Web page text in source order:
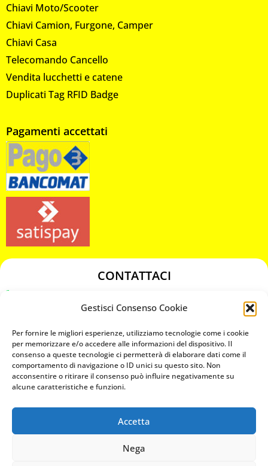
Gestisci Consenso Cookie
Per fornire le migliori esperienze, utilizziamo tecnologie come i cookie
per memorizzare e/o accedere alle informazioni del dispositivo. Il
consenso a queste tecnologie ci permetterà di elaborare dati come il
comportamento di navigazione o ID unici su questo sito. Non
acconsentire o ritirare il consenso può influire negativamente su
alcune caratteristiche e funzioni.
Accetta
Nega
Chiavi Moto/Scooter
Chiavi Camion, Furgone, Camper
Chiavi Casa
Telecomando Cancello
Vendita lucchetti e catene
Duplicati Tag RFID Badge
Pagamenti accettati
CONTATTACI
chiavicodificate@gmail.com
Privacy Policy
Cookie Policy
MAPS
CHIAMA ORA